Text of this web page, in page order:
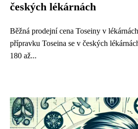
českých lékárnách
Běžná prodejní cena Toseiny v
přípravku Toseina se v českých
180 až...